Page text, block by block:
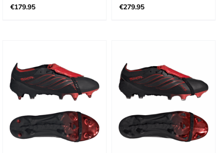
€179.95 €279.95